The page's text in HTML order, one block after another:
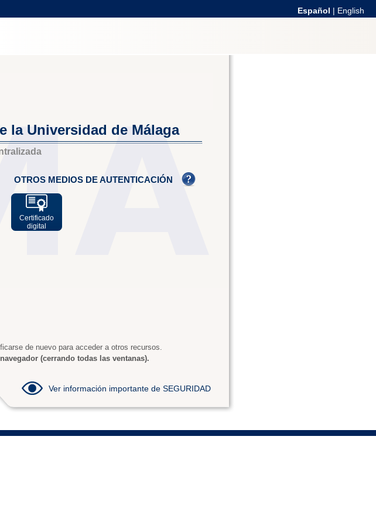
Español | English
la Universidad de Málaga
OTROS MEDIOS DE AUTENTICACIÓN
Certificado
digital
de nuevo para acceder a otros recursos.
(cerrando todas las ventanas).
Ver información importante de SEGURIDAD